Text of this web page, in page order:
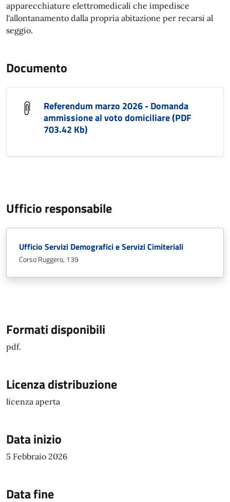
apparecchiature elettromedicali che impedisce
l'allontanamento dalla propria abitazione per recarsi al
seggio.
Documento
Referendum marzo 2026 - Domanda
ammissione al voto domiciliare (PDF
703.42 Kb)
Ufficio responsabile
Ufficio Servizi Demografici e Servizi Cimiteriali
Corso Ruggero, 139
Formati disponibili
pdf.
Licenza distribuzione
licenza aperta
Data inizio
5 Febbraio 2026
Data fine